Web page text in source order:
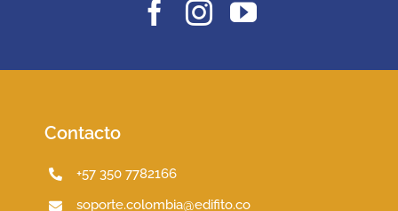
Contacto
+57 350 7782166
soporte.colombia@edifito.co